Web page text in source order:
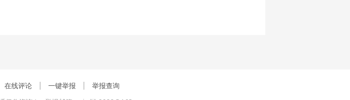
在线评论 一键举报
举报查询